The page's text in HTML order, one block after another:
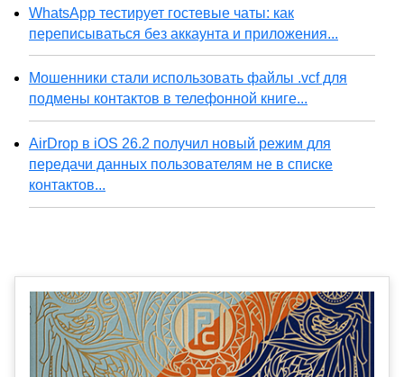
WhatsApp тестирует гостевые чаты: как
переписываться без аккаунта и приложения...
Мошенники стали использовать файлы .vcf для
подмены контактов в телефонной книге...
AirDrop в iOS 26.2 получил новый режим для
передачи данных пользователям не в списке
контактов...